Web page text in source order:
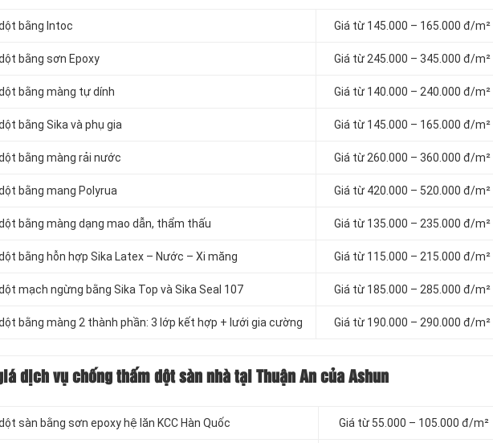
bằng Intoc Giá từ 145.000 – 165.000 đ/m²
bằng sơn Epoxy Giá từ 245.000 – 345.000 đ/m²
bằng màng tự dính Giá từ 140.000 – 240.000 đ/m²
bằng Sika và phụ gia Giá từ 145.000 – 165.000 đ/m²
bằng màng rải nước Giá từ 260.000 – 360.000 đ/m²
bằng mang Polyrua Giá từ 420.000 – 520.000 đ/m²
bằng màng dạng mao dẫn, thẩm thấu Giá từ 135.000 – 235.000 đ/m²
bằng hỗn hợp Sika Latex – Nước – Xi măng Giá từ 115.000 – 215.000 đ/m²
mạch ngừng bằng Sika Top và Sika Seal 107 Giá từ 185.000 – 285.000 đ/m²
bằng màng 2 thành phần: 3 lớp kết hợp + lưới gia cường Giá từ 190.000 – 290.000 đ/m²
dịch vụ chống thấm dột sàn nhà tại Thuận An của Ashun
sàn bằng sơn epoxy hệ lăn KCC Hàn Quốc Giá từ 55.000 – 105.000 đ/m²